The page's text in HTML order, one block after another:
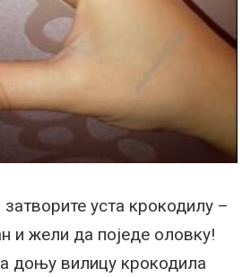
уста крокодилу –
и жели да поједе оловку!
доњу вилицу крокодила